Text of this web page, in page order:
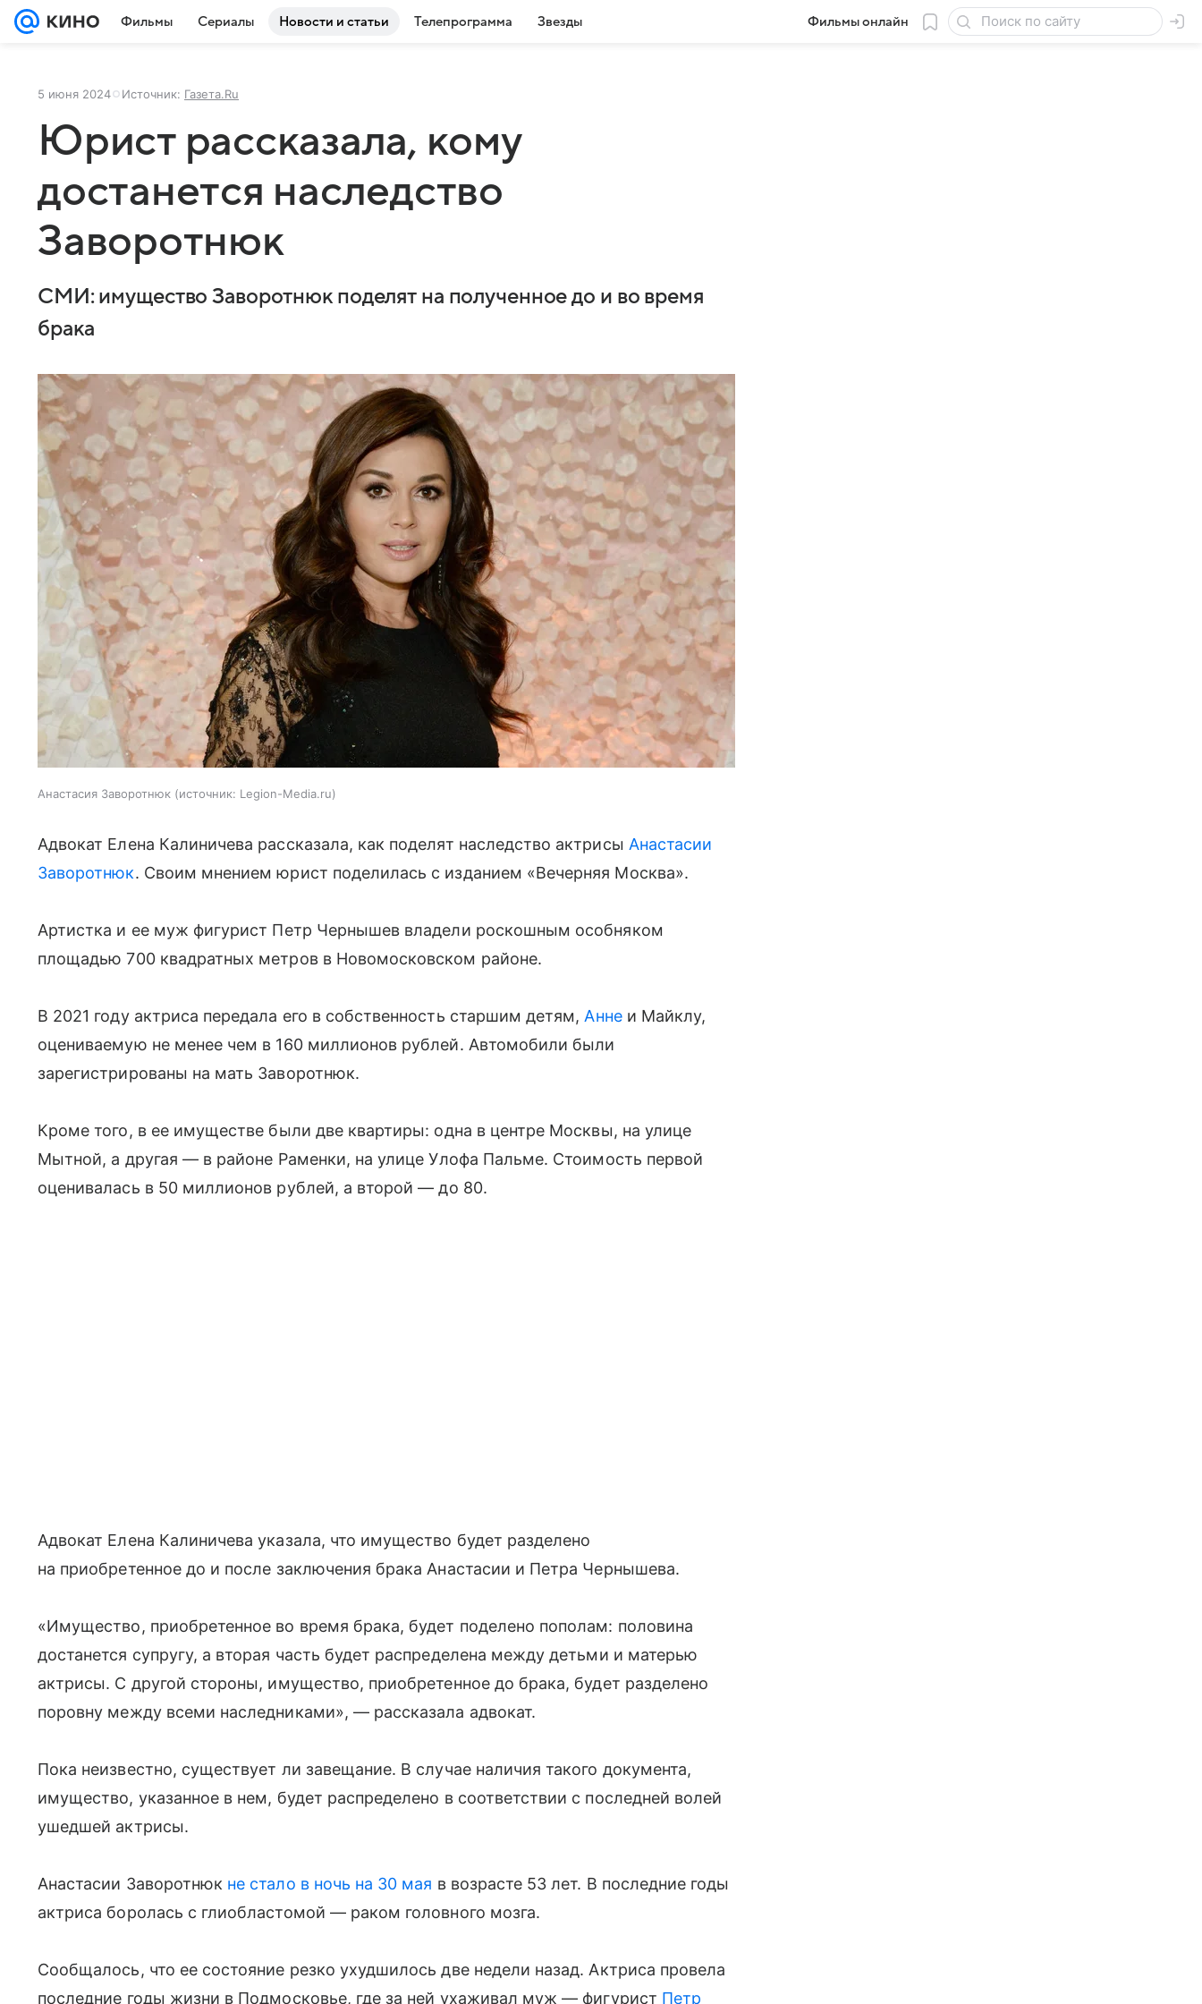
Фильмы Сериалы Новости и статьи Телепрограмма Звезды Фильмы онлайн
5 июня 2024 Источник: Газета.Ru
Юрист рассказала, кому
достанется наследство
Заворотнюк
СМИ: имущество Заворотнюк поделят на полученное до и во время
брака
Анастасия Заворотнюк источник: Legion-Media.ru
Адвокат Елена Калиничева рассказала, как поделят наследство актрисы Анастасии
Заворотнюк. Своим мнением юрист поделилась с изданием «Вечерняя Москва».
Артистка и ее муж фигурист Петр Чернышев владели роскошным особняком
площадью 700 квадратных метров в Новомосковском районе.
В 2021 году актриса передала его в собственность старшим детям, Аннеи Майклу,
оцениваемую не менее чем в 160 миллионов рублей. Автомобили были
зарегистрированы на мать Заворотнюк.
Кроме того, в ее имуществе были две квартиры: одна в центре Москвы, на улице
Мытной, а другая — в районе Раменки, на улице Улофа Пальме. Стоимость первой
оценивалась в 50 миллионов рублей, а второй — до 80.
Адвокат Елена Калиничева указала, что имущество будет разделено
на приобретенное до и после заключения брака Анастасии и Петра Чернышева.
«Имущество, приобретенное во время брака, будет поделено пополам: половина
достанется супругу, а вторая часть будет распределена между детьми и матерью
актрисы. С другой стороны, имущество, приобретенное до брака, будет разделено
поровну между всеми наследниками», — рассказала адвокат.
Пока неизвестно, существует ли завещание. В случае наличия такого документа,
имущество, указанное в нем, будет распределено в соответствии с последней волей
ушедшей актрисы.
Анастасии Заворотнюк не стало в ночь на 30 мая в возрасте 53 лет. В последние годы
актриса боролась с глиобластомой — раком головного мозга.
Сообщалось, что ее состояние резко ухудшилось две недели назад. Актриса провела
последние годы жизни в Подмосковье, где за ней ухаживал муж — фигурист Петр